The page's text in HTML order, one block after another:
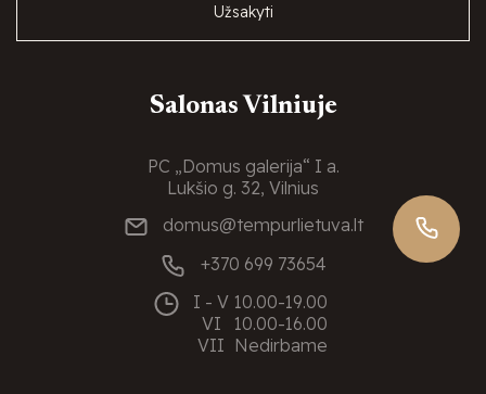
Užsakyti
Salonas Vilniuje
PC „Domus galerija“ I a.
Lukšio g. 32, Vilnius
domus@tempurlietuva.lt
+370 699 73654
I - V 10.00-19.00
VI
10.00-16.00
VII Nedirbame